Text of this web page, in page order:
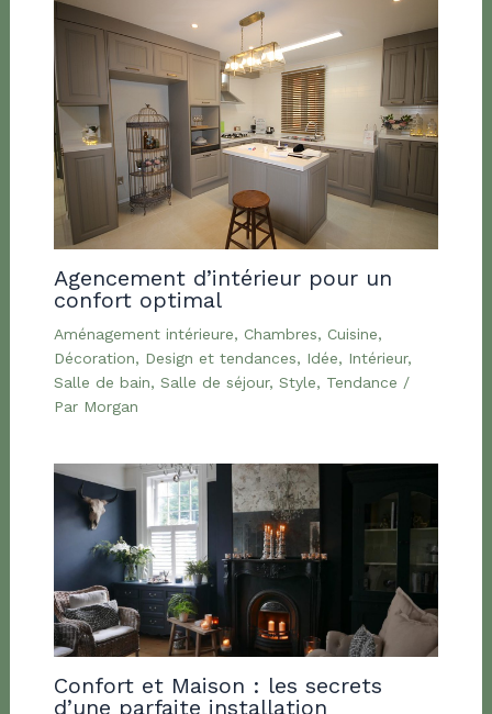
Agencement d’intérieur pour un
confort optimal
Aménagement intérieure, Chambres, Cuisine,
Décoration, Design et tendances, Idée, Intérieur,
Salle de bain, Salle de séjour, Style, Tendance /
Par Morgan
Confort et Maison : les secrets
d’une parfaite installation